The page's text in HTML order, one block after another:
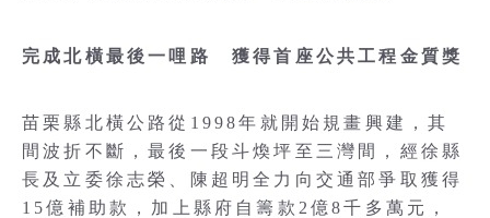
完成北橫最後一哩路 獲得首座公共工程金質獎
苗栗縣北橫公路從1998年就開始規畫興建，其
間波折不斷，最後一段斗煥坪至三灣間，經徐縣
長及立委徐志榮、陳超明全力向交通部爭取獲得
15億補助款，加上縣府自籌款2億8千多萬元，